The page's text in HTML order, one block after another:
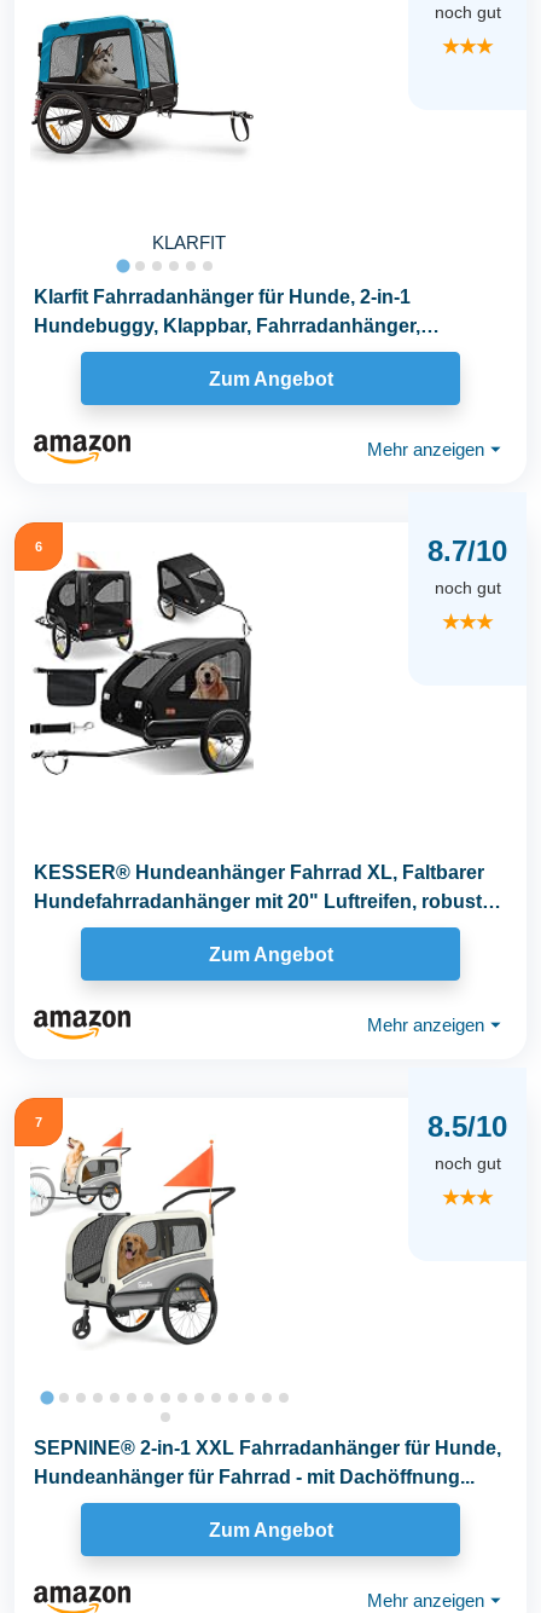
KLARFIT
noch gut
★★★
Klarfit Fahrradanhänger für Hunde, 2-in-1
Hundebuggy, Klappbar, Fahrradanhänger,
Hundeanhänger...
Zum Angebot
Mehr anzeigen ⏷
6 8.7/10
noch gut
★★★
KESSER® Hundeanhänger Fahrrad XL, Faltbarer
Hundefahrradanhänger mit 20" Luftreifen, robuste
600D...
Zum Angebot
Mehr anzeigen ⏷
7 8.5/10
noch gut
★★★
SEPNINE® 2-in-1 XXL Fahrradanhänger für Hunde,
Hundeanhänger für Fahrrad - mit Dachöffnung...
Zum Angebot
Mehr anzeigen ⏷